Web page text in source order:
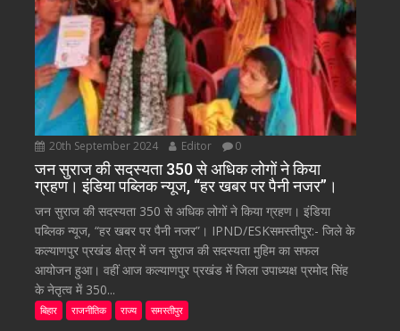
20th September 2024 Editor 0
जन सुराज की सदस्यता 350 से अधिक लोगों ने किया
ग्रहण। इंडिया पब्लिक न्यूज, “हर खबर पर पैनी नजर”।
जन सुराज की सदस्यता 350 से अधिक लोगों ने किया ग्रहण। इंडिया
पब्लिक न्यूज, “हर खबर पर पैनी नजर”। IPND/ESKसमस्तीपुर:- जिले के
कल्याणपुर प्रखंड क्षेत्र में जन सुराज की सदस्यता मुहिम का सफल
आयोजन हुआ। वहीं आज कल्याणपुर प्रखंड में जिला उपाध्यक्ष प्रमोद सिंह
के नेतृत्व में 350...
बिहार राजनीतिक राज्य समस्तीपुर